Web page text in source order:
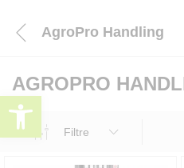
AgroPro Handling
AGROPRO
Filtre
Ouvrir la barre